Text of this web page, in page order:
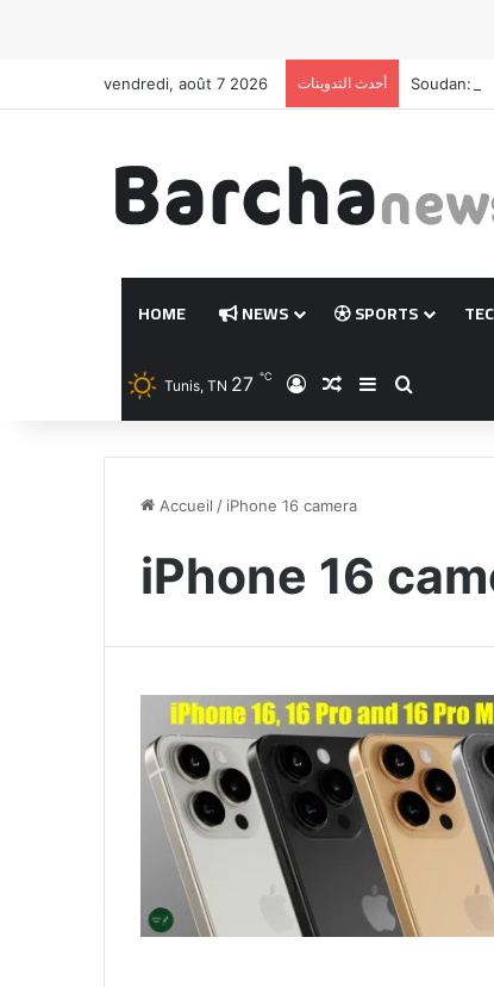
vendredi, août 7 2026 أحدث التدوينات Soudan:
HOME NEWS SPORTS
Tunis, TN 27 ℃ Connexion
Article Aléatoire
Sidebar
Accueil / iPhone 16 camera
iPhone 16